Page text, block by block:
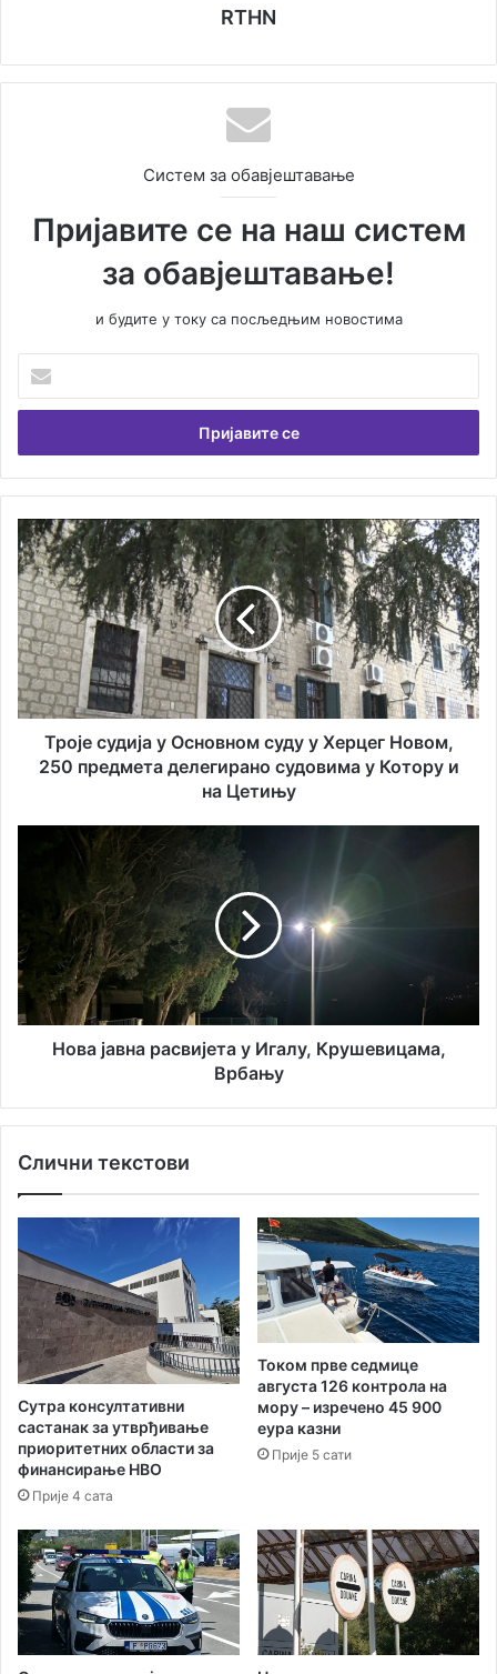
RTHN
Систем за обавјештавање
Пријавите се на наш систем
за обавјештавање!
и будите у току са посљедњим новостима
е
и
т
В
а
ш
у
е
м
а
и
л
с
Т
р
о
ј
е
с
у
д
и
о
м
у
Х
р
Н
о
в
о
м
,
5
п
р
д
м
т
а
д
Троје судија у Основном суду у Херцег Новом,
250 предмета делегирано судовима у Котору и
на Цетињу
а
в
а
ј
у
И
г
а
л
,
К
р
у
ш
в
и
а
м
а
Нова јавна расвијета у Игалу, Крушевицама,
Врбању
Слични текстови
Сутра консултативни
састанак за утврђивање
приоритетних области за
финансирање НВО
Прије 4 сата
Током прве седмице
августа 126 контрола на
мору – изречено 45 900
еура казни
Прије 5 сати